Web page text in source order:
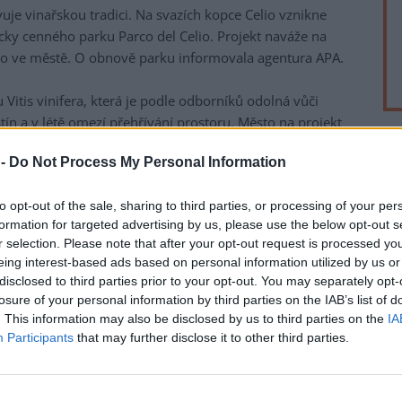
Do Not Process My Personal Information
opt-out of the sale, sharing to third parties, or processing of your
for targeted advertising by us, please use the below opt-out
selection. Please note that after your opt-out request is processed
interest-based ads based on personal information utilized by us
to third parties prior to your opt-out. You may separately
of your personal information by third parties on the IAB’s list of
This information may also be disclosed by us to third parties on the
Participants that may further disclose it to other third parties.
vinařskou tradici. Na svazích kopce Celio vznikne
cenného parku Parco del Celio. Projekt naváže na
městě. O obnově parku informovala agentura APA.
Vitis vinifera, která je podle odborníků odolná vůči
a v létě omezí přehřívání prostoru. Město na projekt
parku Parco di San Sisto nedaleko Celia. Společnost
senzory napájené solární energií. Přístroje
slunečního záření i znečištění prachovými
vinice také do Parco del Celio.
a sahá až do osmého století před naším
Alfonsiová. Vinařství podle ní kdysi sloužilo i jako
názvy některých míst, například kopce Monte
postupně vznikl z milionů vyřazených hliněných
víno a olivový olej.